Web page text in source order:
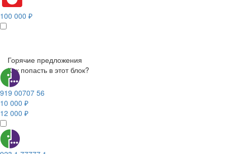
100 000 ₽
Горячие предложения
Как попасть в этот блок?
919 00707 56
10 000 ₽
12 000 ₽